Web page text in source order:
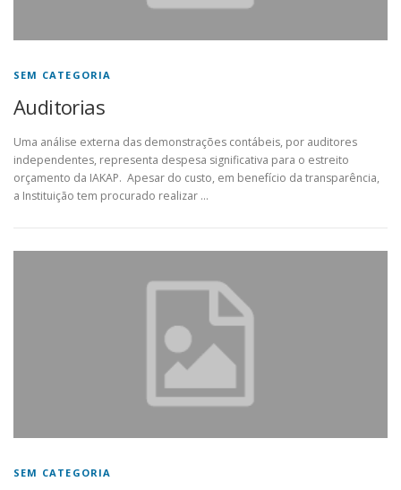
SEM CATEGORIA
Auditorias
Uma análise externa das demonstrações contábeis, por auditores
independentes, representa despesa significativa para o estreito
orçamento da IAKAP. Apesar do custo, em benefício da transparência,
a Instituição tem procurado realizar …
SEM CATEGORIA